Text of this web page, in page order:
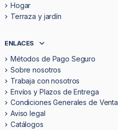
Hogar
Terraza y jardín
ENLACES
Métodos de Pago Seguro
Sobre nosotros
Trabaja con nosotros
Envíos y Plazos de Entrega
Condiciones Generales de Venta
Aviso legal
Catálogos